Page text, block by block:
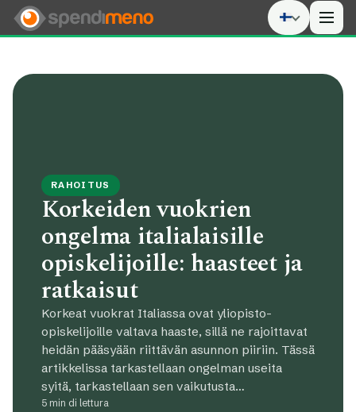
RAHOITUS
Korkeiden vuokrien
ongelma italialaisille
opiskelijoille: haasteet ja
ratkaisut
Korkeat vuokrat Italiassa ovat yliopisto-
opiskelijoille valtava haaste, sillä ne rajoittavat
heidän pääsyään riittävän asunnon piiriin. Tässä
artikkelissa tarkastellaan ongelman useita
syitä, tarkastellaan sen vaikutusta…
5 min di lettura